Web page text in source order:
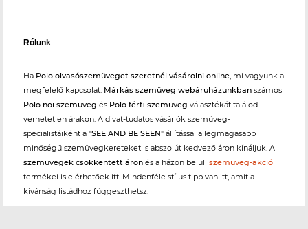
Rólunk
Ha Polo olvasószemüveget szeretnél vásárolni online, mi vagyunk a
megfelelő kapcsolat. Márkás szemüveg webáruházunkban számos
Polo női szemüveg és Polo férfi szemüveg választékát találod
verhetetlen árakon. A divat-tudatos vásárlók szemüveg-
specialistáiként a "SEE AND BE SEEN" állítással a legmagasabb
minőségű szemüvegkereteket is abszolút kedvező áron kínáljuk. A
szemüvegek csökkentett áron és a házon belüli szemüveg-akció
termékei is elérhetőek itt. Mindenféle stílus tipp van itt, amit a
kívánság listádhoz függeszthetsz.